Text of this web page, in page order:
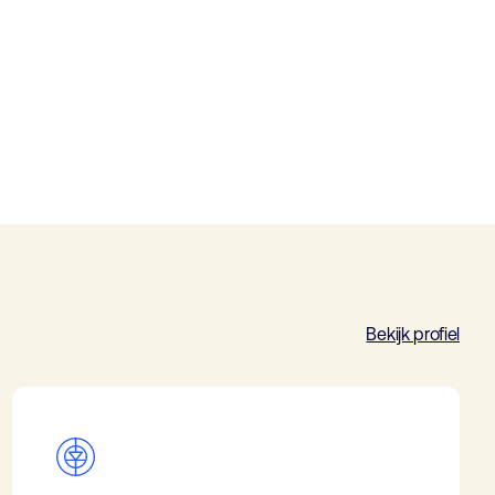
Bekijk profiel